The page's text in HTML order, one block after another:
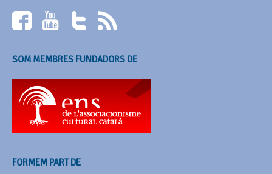
SOM MEMBRES FUNDADORS DE
FORMEM PART DE